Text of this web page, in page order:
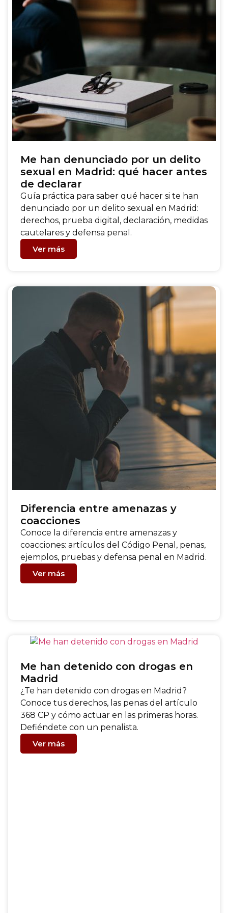
Me han denunciado por un delito
sexual en Madrid: qué hacer antes
de declarar
Guía práctica para saber qué hacer si te han
denunciado por un delito sexual en Madrid:
derechos, prueba digital, declaración, medidas
cautelares y defensa penal.
Ver más
Diferencia entre amenazas y
coacciones
Conoce la diferencia entre amenazas y
coacciones: artículos del Código Penal, penas,
ejemplos, pruebas y defensa penal en Madrid.
Ver más
Me han detenido con drogas en
Madrid
¿Te han detenido con drogas en Madrid?
Conoce tus derechos, las penas del artículo
368 CP y cómo actuar en las primeras horas.
Defiéndete con un penalista.
Ver más